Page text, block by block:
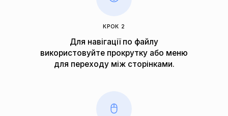
КРОК 2
Для навігації по файлу
використовуйте прокрутку або меню
для переходу між сторінками.